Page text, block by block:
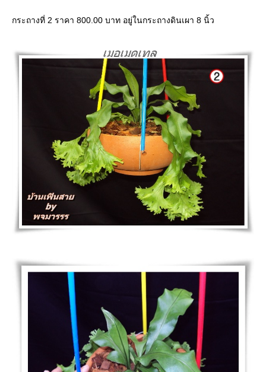
กระถางที่ 2 ราคา 800.00 บาท อยู่ในกระถางดินเผา 8 นิ้ว